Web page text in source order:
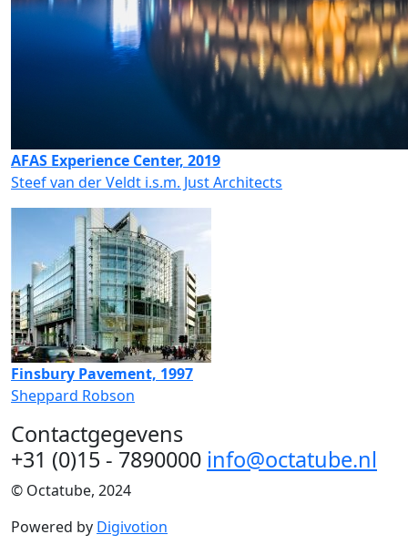
AFAS Experience Center, 2019
Steef van der Veldt i.s.m. Just Architects
Finsbury Pavement, 1997
Sheppard Robson
Contactgegevens
+31 (0)15 - 7890000 info@octatube.nl
© Octatube, 2024
Powered by Digivotion